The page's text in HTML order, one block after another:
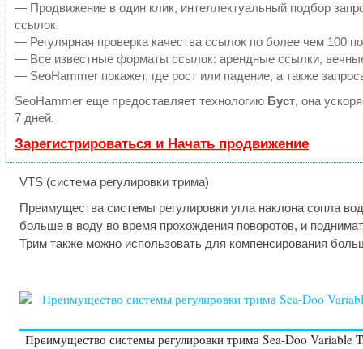
— Продвижение в один клик, интеллектуальный подбор
ссылок.
— Регулярная проверка качества ссылок по более чем 100
— Все известные форматы ссылок: арендные ссылки,
— SeoHammer покажет, где рост или падение, а также
SeoHammer еще предоставляет технологию Буст, она
7 дней.
Зарегистрироваться и Начать продвижение
VTS (система регулировки трима)
Преимущества системы регулировки угла наклона сопла
больше в воду во время прохождения поворотов, и
Трим также можно использовать для компенсирования
Преимущество системы регулировки трима Sea-Doo Variable